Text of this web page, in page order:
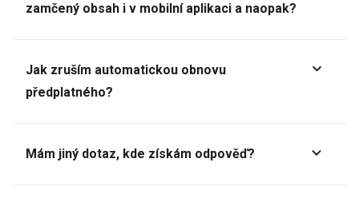
zamčený obsah i v mobilní aplikaci a naopak?
Jak zruším automatickou obnovu
předplatného?
Mám jiný dotaz, kde získám odpověď?